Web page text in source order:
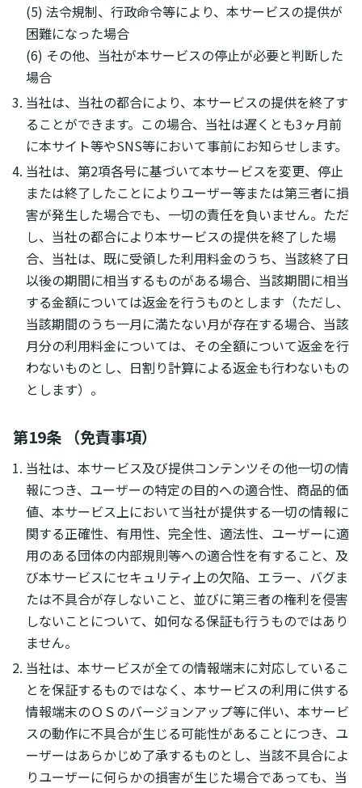
(5) 法令規制、行政命令等により、本サービスの提供が
困難になった場合
(6) その他、当社が本サービスの停止が必要と判断した
場合
当社は、当社の都合により、本サービスの提供を終了す
ることができます。この場合、当社は遅くとも3ヶ月前
に本サイト等やSNS等において事前にお知らせします。
当社は、第2項各号に基づいて本サービスを変更、停止
または終了したことによりユーザー等または第三者に損
害が発生した場合でも、一切の責任を負いません。ただ
し、当社の都合により本サービスの提供を終了した場
合、当社は、既に受領した利用料金のうち、当該終了日
以後の期間に相当するものがある場合、当該期間に相当
する金額については返金を行うものとします（ただし、
当該期間のうち一月に満たない月が存在する場合、当該
月分の利用料金については、その全額について返金を行
わないものとし、日割り計算による返金も行わないもの
とします）。
第19条 （免責事項）
当社は、本サービス及び提供コンテンツその他一切の情
報につき、ユーザーの特定の目的への適合性、商品的価
値、本サービス上において当社が提供する一切の情報に
関する正確性、有用性、完全性、適法性、ユーザーに適
用のある団体の内部規則等への適合性を有すること、及
び本サービスにセキュリティ上の欠陥、エラー、バグま
たは不具合が存しないこと、並びに第三者の権利を侵害
しないことについて、如何なる保証も行うものではあり
ません。
当社は、本サービスが全ての情報端末に対応しているこ
とを保証するものではなく、本サービスの利用に供する
情報端末のＯＳのバージョンアップ等に伴い、本サービ
スの動作に不具合が生じる可能性があることにつき、ユ
ーザーはあらかじめ了承するものとし、当該不具合によ
りユーザーに何らかの損害が生じた場合であっても、当